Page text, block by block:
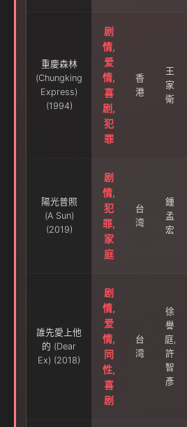
重慶森林
(Chungking
Express)
(1994)
剧
情,
爱
情,
喜
剧,
犯
罪
香
港
王
家
衛
陽光普照
(A Sun)
(2019)
剧
情,
犯
罪,
家
庭
台
湾
鍾
孟
宏
誰先愛上他
的 (Dear
Ex) (2018)
剧
情,
爱
情,
同
性,
喜
剧
台
湾
徐
譽
庭,
許
智
彥